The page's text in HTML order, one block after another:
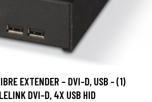
EXTENDER – DVI-D, USB - (1)
DVI-D, 4X USB HID